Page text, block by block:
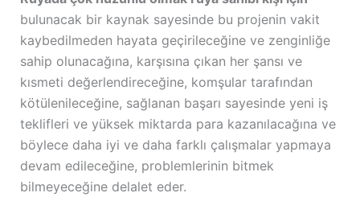
bulunacak bir kaynak sayesinde bu projenin vakit
kaybedilmeden hayata geçirileceğine ve zenginliğe
sahip olunacağına, karşısına çıkan her şansı ve
kısmeti değerlendireceğine, komşular tarafından
kötülenileceğine, sağlanan başarı sayesinde yeni iş
teklifleri ve yüksek miktarda para kazanılacağına ve
böylece daha iyi ve daha farklı çalışmalar yapmaya
devam edileceğine, problemlerinin bitmek
bilmeyeceğine delalet eder.